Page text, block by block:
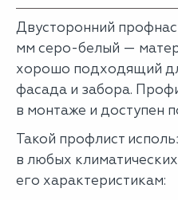
Двусторонний
мм серо-белый —
хорошо подходящий
фасада и забора.
в монтаже и доступен
Такой профлист
в любых
его характеристикам: